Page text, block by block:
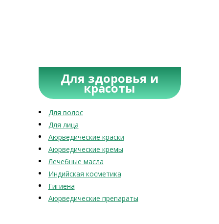
Для здоровья и
красоты
Для волос
Для лица
Аюрведические краски
Аюрведические кремы
Лечебные масла
Индийская косметика
Гигиена
Аюрведические препараты